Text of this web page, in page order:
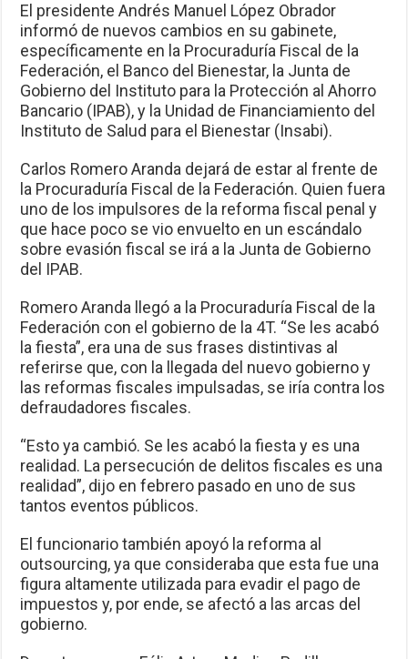
El presidente Andrés Manuel López Obrador
informó de nuevos cambios en su gabinete,
específicamente en la Procuraduría Fiscal de la
Federación, el Banco del Bienestar, la Junta de
Gobierno del Instituto para la Protección al Ahorro
Bancario (IPAB), y la Unidad de Financiamiento del
Instituto de Salud para el Bienestar (Insabi).
Carlos Romero Aranda dejará de estar al frente de
la Procuraduría Fiscal de la Federación. Quien fuera
uno de los impulsores de la reforma fiscal penal y
que hace poco se vio envuelto en un escándalo
sobre evasión fiscal se irá a la Junta de Gobierno
del IPAB.
Romero Aranda llegó a la Procuraduría Fiscal de la
Federación con el gobierno de la 4T. “Se les acabó
la fiesta”, era una de sus frases distintivas al
referirse que, con la llegada del nuevo gobierno y
las reformas fiscales impulsadas, se iría contra los
defraudadores fiscales.
“Esto ya cambió. Se les acabó la fiesta y es una
realidad. La persecución de delitos fiscales es una
realidad”, dijo en febrero pasado en uno de sus
tantos eventos públicos.
El funcionario también apoyó la reforma al
outsourcing, ya que consideraba que esta fue una
figura altamente utilizada para evadir el pago de
impuestos y, por ende, se afectó a las arcas del
gobierno.